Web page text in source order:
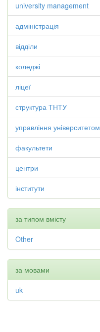
university management
адміністрація
відділи
коледжі
ліцеї
структура ТНТУ
управління університетом
факультети
центри
інститути
за типом вмісту
Other
за мовами
uk